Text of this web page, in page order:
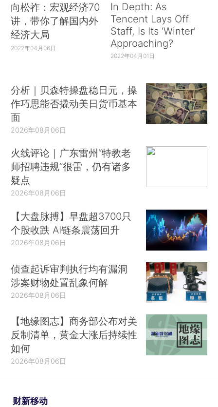
向松祚：宏观经济70
讲，带你了解国内外
经济大局
2022年04月06日
In Depth: As
Tencent Lays Off
Staff, Is Its ‘Winter’
Approaching?
2022年04月01日
分析｜贝森特操盘稳日元，操
作巧思能否撬动美日货币基本
面
2026年08月06日
火线评论｜广东雷州“特教老
师招聘违规”很雷，仍有诸多
疑点
2026年08月06日
【大盘脉搏】早盘超3700只
个股收跌 AI链条震荡回升
2026年08月06日
侦查起诉审判执行均有漏洞
涉案财物处置乱象何解
2026年08月06日
【地缘图志】商务部公布对美
反制清单，黄金大涨后持续性
如何
2026年08月06日
财新移动